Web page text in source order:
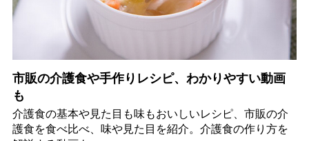
市販の介護食や手作りレシピ、わかりやすい動画
も
介護食の基本や見た目も味もおいしいレシピ、市販の介
護食を食べ比べ、味や見た目を紹介。介護食の作り方を